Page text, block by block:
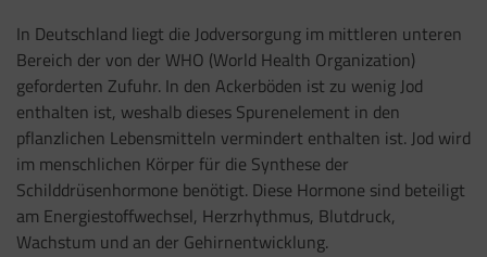
In Deutschland liegt die Jodversorgung im mittleren unteren
Bereich der von der WHO (World Health Organization)
geforderten Zufuhr. In den Ackerböden ist zu wenig Jod
enthalten ist, weshalb dieses Spurenelement in den
pflanzlichen Lebensmitteln vermindert enthalten ist. Jod wird
im menschlichen Körper für die Synthese der
Schilddrüsenhormone benötigt. Diese Hormone sind beteiligt
am Energiestoffwechsel, Herzrhythmus, Blutdruck,
Wachstum und an der Gehirnentwicklung.